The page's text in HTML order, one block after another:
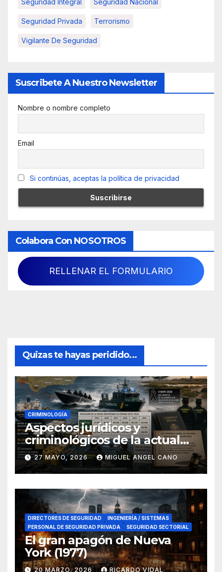
Seguridad Integral Seguridad Nacional
Seguridad Privada Terrorismo
Vigilante De Seguridad
Suscribete A Nuestro Newsletter
Nombre o nombre completo
Email
Si continúas, aceptas la política de privacidad
Colabora Con NOSOTROS
RELLENAR EL FORMULARIO
Quizas te hayas peridido...
CRIMINOLOGÍA
Aspectos jurídicos y
criminológicos de la actual
lucha contra el narcotráfico
en el sur de España
27 MAYO, 2026 MIGUEL ANGEL CANO
DIRECTORES DE SEGURIDAD
INGENIERÍA / SISTEMAS
PERSONAL DE SEGURIDAD PRIVADA
SEGURIDAD SECTORIAL
El gran apagón de Nueva
York (1977)
20 MARZO, 2026 RICARDO VIDAL